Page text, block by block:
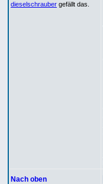
dieselschrauber gefällt das.
Nach oben